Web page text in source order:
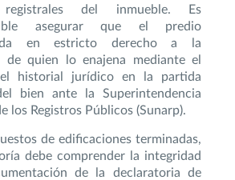
registrales del inmueble. Es
asegurar que el predio
en estricto derecho a la
de quien lo enajena mediante el
historial jurídico en la partida
bien ante la Superintendencia
los Registros Públicos (Sunarp).
de edificaciones terminadas,
debe comprender la integridad
de la declaratoria de